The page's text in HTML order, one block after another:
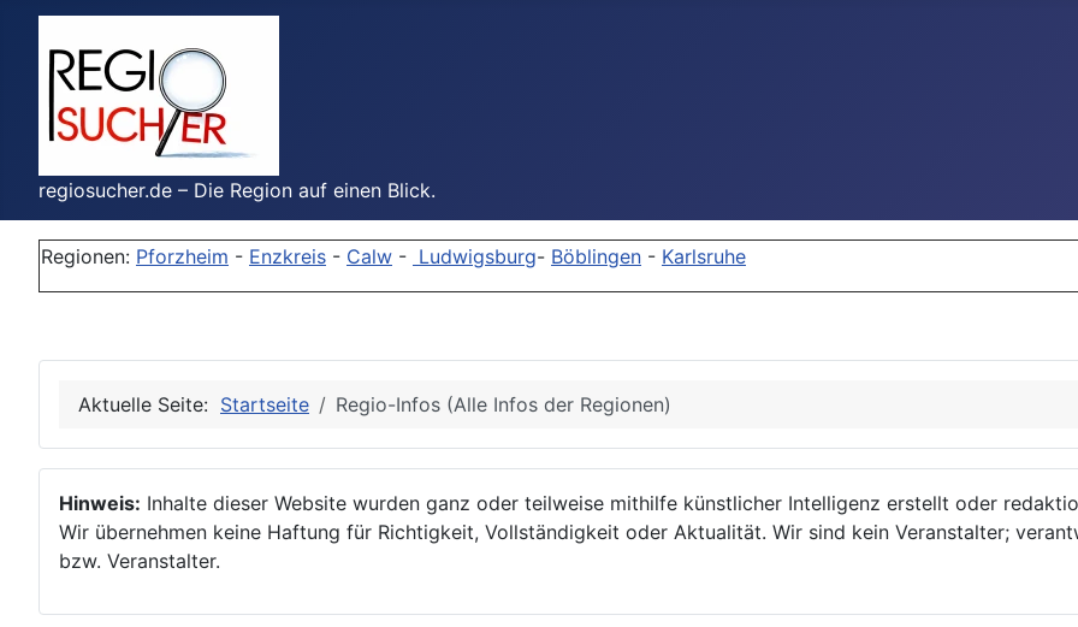
regiosucher.de – Die Region auf einen Blick.
Regionen: Pforzheim - Enzkreis - Calw - Ludwigsburg- Böblingen - Karlsruhe
Aktuelle Seite: Startseite Regio-Infos (Alle Infos der Regionen)
Hinweis: Inhalte dieser Website wurden ganz oder teilweise mithilfe künstlicher Intelligenz erstellt oder
Wir übernehmen keine Haftung für Richtigkeit, Vollständigkeit oder Aktualität. Wir sind kein Veranstalter;
bzw. Veranstalter.